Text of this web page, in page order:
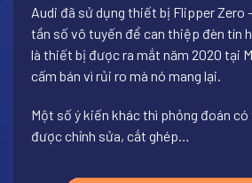
Audi đã sử dụng thiết bị Flipper Zero
tần số vô tuyến để can thiệp đèn tín
là thiết bị được ra mắt năm 2020 tại
cấm bán vì rủi ro mà nó mang lại.
Một số ý kiến khác thì phỏng đoán
được chỉnh sửa, cắt ghép…